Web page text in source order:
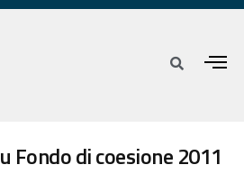
Fondo di coesione 2011